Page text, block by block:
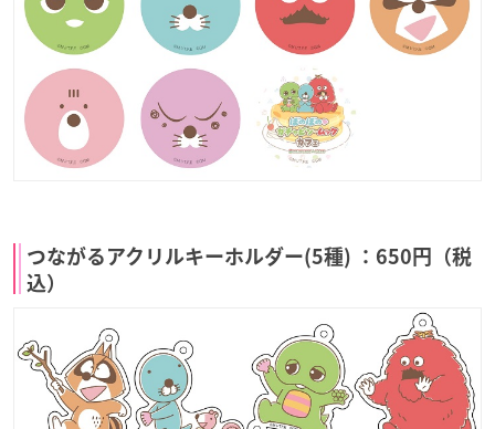
つながるアクリルキーホルダー(5種) ：650円（税
込）